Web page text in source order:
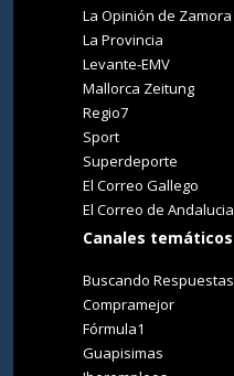
La Opinión de Zamora
La Provincia
Levante-EMV
Mallorca Zeitung
Regio7
Sport
Superdeporte
El Correo Gallego
El Correo de Andalucia
Canales temáticos
Buscando Respuestas
Compramejor
Fórmula1
Guapisimas